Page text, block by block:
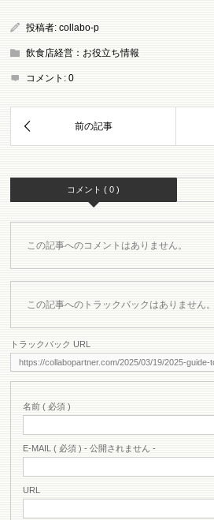
投稿者:collabo-p
飲食店経営：お役立ち情報
コメント:0
コメント ( 0 )
この記事へのコメントはありません。
この記事へのトラックバックはありません。
トラックバック URL
名前 ( 必須 )
E-MAIL ( 必須 ) - 公開されません -
URL